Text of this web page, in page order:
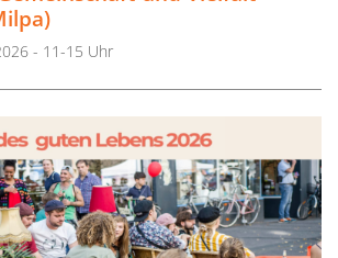
- 11-15 Uhr